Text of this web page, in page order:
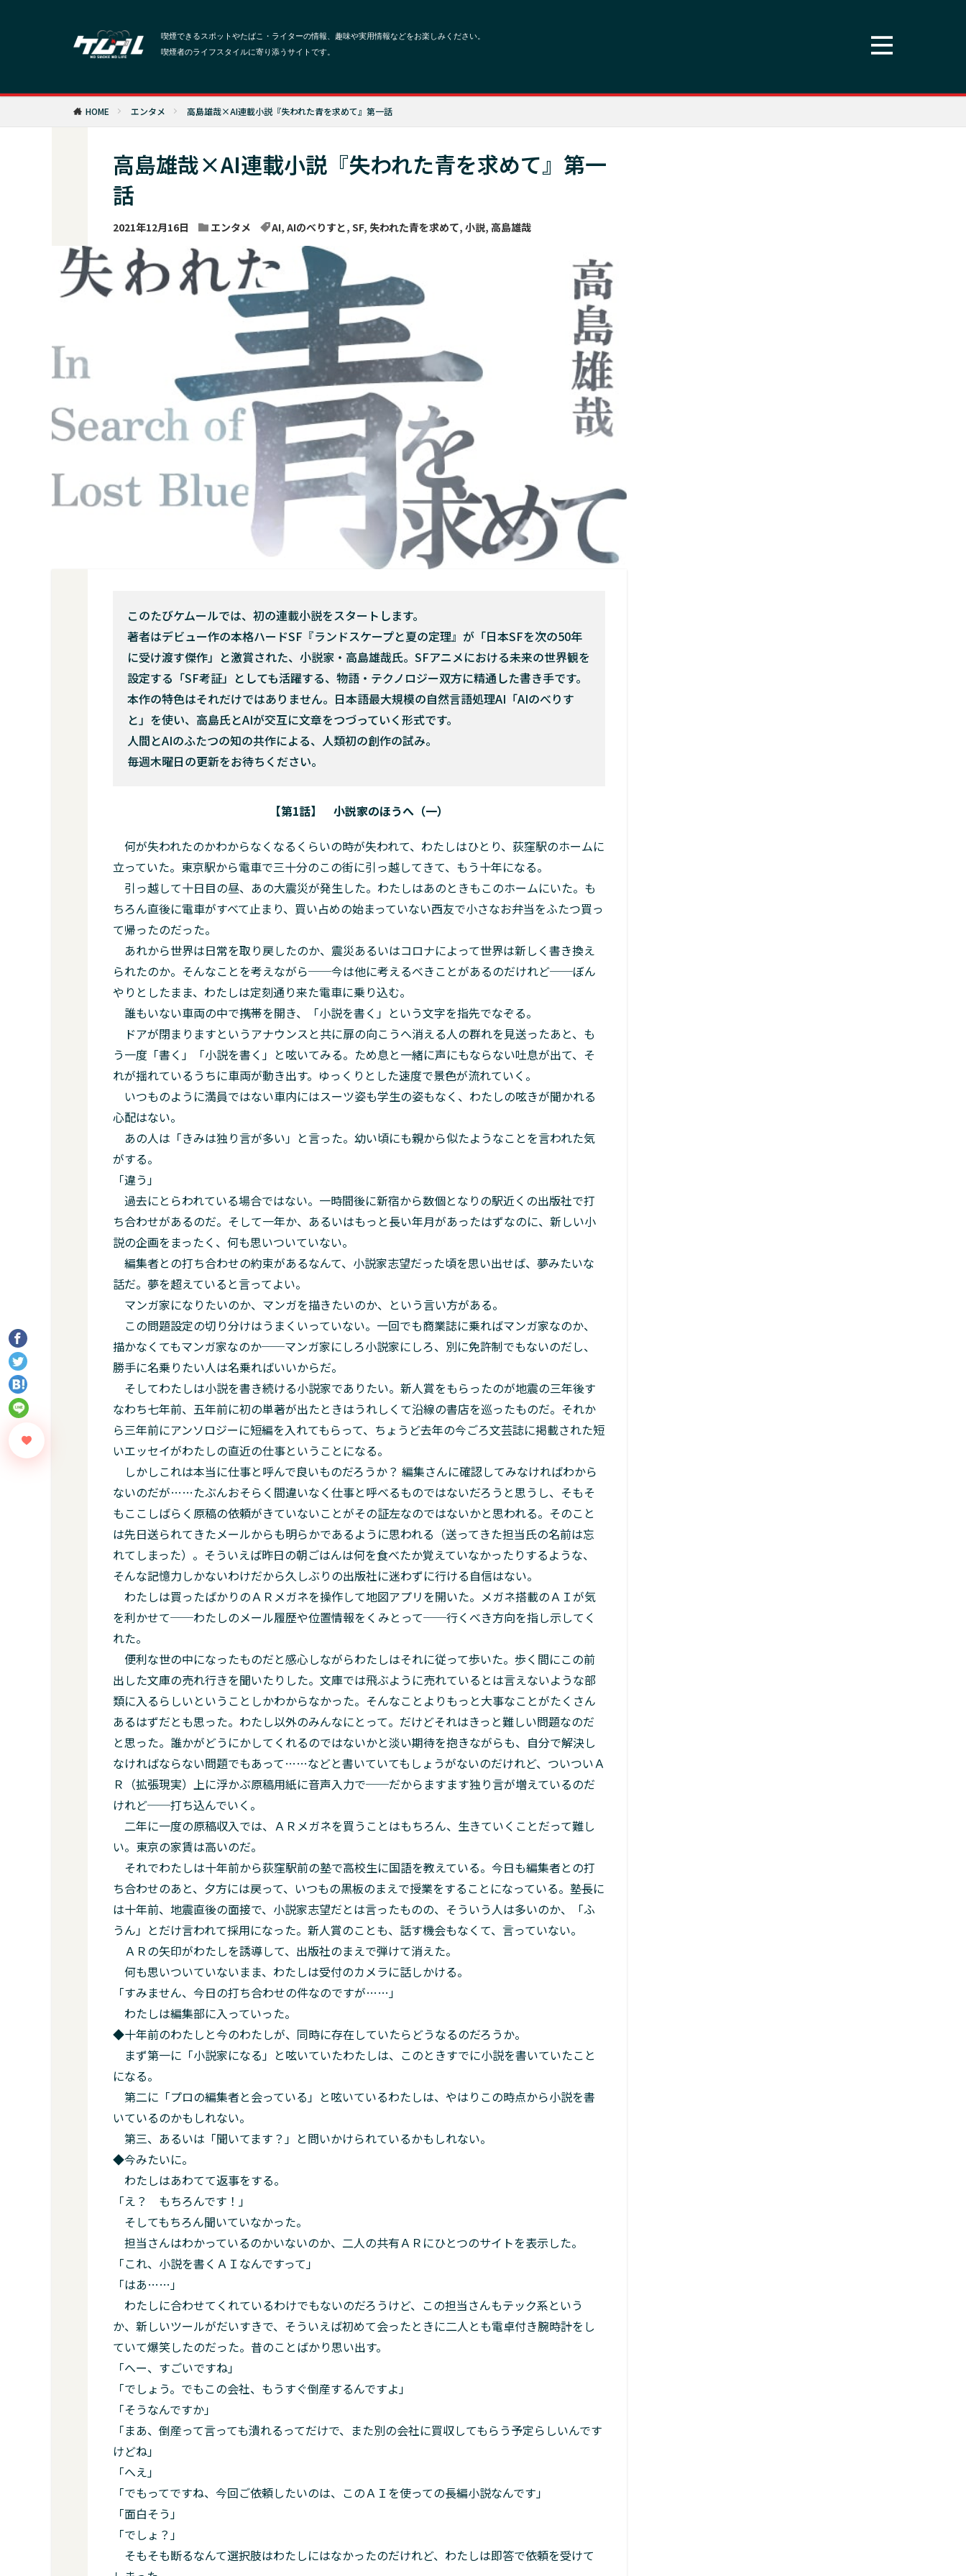
HOME エンタメ 高島雄哉×AI連載小説『失われた青を求めて』第一話
高島雄哉×AI連載小説『失われた青を求めて』第一
話
2021年12月16日 エンタメ AI, AIのべりすと, SF, 失われた青を求めて, 小説, 高島雄哉
このたびケムールでは、初の連載小説をスタートします。
著者はデビュー作の本格ハードSF『ランドスケープと夏の定理』が「日本SFを次の50年
に受け渡す傑作」と激賞された、小説家・高島雄哉氏。SFアニメにおける未来の世界観を
設定する「SF考証」としても活躍する、物語・テクノロジー双方に精通した書き手です。
本作の特色はそれだけではありません。日本語最大規模の自然言語処理AI「AIのべりす
と」を使い、高島氏とAIが交互に文章をつづっていく形式です。
人間とAIのふたつの知の共作による、人類初の創作の試み。
毎週木曜日の更新をお待ちください。
【第1話】 小説家のほうへ（一）
何が失われたのかわからなくなるくらいの時が失われて、わたしはひとり、荻窪駅のホームに
立っていた。東京駅から電車で三十分のこの街に引っ越してきて、もう十年になる。
引っ越して十日目の昼、あの大震災が発生した。わたしはあのときもこのホームにいた。も
ちろん直後に電車がすべて止まり、買い占めの始まっていない西友で小さなお弁当をふたつ買っ
て帰ったのだった。
あれから世界は日常を取り戻したのか、震災あるいはコロナによって世界は新しく書き換え
られたのか。そんなことを考えながら──今は他に考えるべきことがあるのだけれど──ぼん
やりとしたまま、わたしは定刻通り来た電車に乗り込む。
誰もいない車両の中で携帯を開き、「小説を書く」という文字を指先でなぞる。
ドアが閉まりますというアナウンスと共に扉の向こうへ消える人の群れを見送ったあと、も
う一度「書く」「小説を書く」と呟いてみる。ため息と一緒に声にもならない吐息が出て、そ
れが揺れているうちに車両が動き出す。ゆっくりとした速度で景色が流れていく。
いつものように満員ではない車内にはスーツ姿も学生の姿もなく、わたしの呟きが聞かれる
心配はない。
あの人は「きみは独り言が多い」と言った。幼い頃にも親から似たようなことを言われた気
がする。
「違う」
過去にとらわれている場合ではない。一時間後に新宿から数個となりの駅近くの出版社で打
ち合わせがあるのだ。そして一年か、あるいはもっと長い年月があったはずなのに、新しい小
説の企画をまったく、何も思いついていない。
編集者との打ち合わせの約束があるなんて、小説家志望だった頃を思い出せば、夢みたいな
話だ。夢を超えていると言ってよい。
マンガ家になりたいのか、マンガを描きたいのか、という言い方がある。
この問題設定の切り分けはうまくいっていない。一回でも商業誌に乗ればマンガ家なのか、
描かなくてもマンガ家なのか──マンガ家にしろ小説家にしろ、別に免許制でもないのだし、
勝手に名乗りたい人は名乗ればいいからだ。
そしてわたしは小説を書き続ける小説家でありたい。新人賞をもらったのが地震の三年後す
なわち七年前、五年前に初の単著が出たときはうれしくて沿線の書店を巡ったものだ。それか
ら三年前にアンソロジーに短編を入れてもらって、ちょうど去年の今ごろ文芸誌に掲載された短
いエッセイがわたしの直近の仕事ということになる。
しかしこれは本当に仕事と呼んで良いものだろうか？ 編集さんに確認してみなければわから
ないのだが……たぶんおそらく間違いなく仕事と呼べるものではないだろうと思うし、そもそ
もここしばらく原稿の依頼がきていないことがその証左なのではないかと思われる。そのこと
は先日送られてきたメールからも明らかであるように思われる（送ってきた担当氏の名前は忘
れてしまった）。そういえば昨日の朝ごはんは何を食べたか覚えていなかったりするような、
そんな記憶力しかないわけだから久しぶりの出版社に迷わずに行ける自信はない。
わたしは買ったばかりのＡＲメガネを操作して地図アプリを開いた。メガネ搭載のＡＩが気
を利かせて──わたしのメール履歴や位置情報をくみとって──行くべき方向を指し示してく
れた。
便利な世の中になったものだと感心しながらわたしはそれに従って歩いた。歩く間にこの前
出した文庫の売れ行きを聞いたりした。文庫では飛ぶように売れているとは言えないような部
類に入るらしいということしかわからなかった。そんなことよりもっと大事なことがたくさん
あるはずだとも思った。わたし以外のみんなにとって。だけどそれはきっと難しい問題なのだ
と思った。誰かがどうにかしてくれるのではないかと淡い期待を抱きながらも、自分で解決し
なければならない問題でもあって……などと書いていてもしょうがないのだけれど、ついついＡ
Ｒ（拡張現実）上に浮かぶ原稿用紙に音声入力で──だからますます独り言が増えているのだ
けれど──打ち込んでいく。
二年に一度の原稿収入では、ＡＲメガネを買うことはもちろん、生きていくことだって難し
い。東京の家賃は高いのだ。
それでわたしは十年前から荻窪駅前の塾で高校生に国語を教えている。今日も編集者との打
ち合わせのあと、夕方には戻って、いつもの黒板のまえで授業をすることになっている。塾長に
は十年前、地震直後の面接で、小説家志望だとは言ったものの、そういう人は多いのか、「ふ
うん」とだけ言われて採用になった。新人賞のことも、話す機会もなくて、言っていない。
ＡＲの矢印がわたしを誘導して、出版社のまえで弾けて消えた。
何も思いついていないまま、わたしは受付のカメラに話しかける。
「すみません、今日の打ち合わせの件なのですが……」
わたしは編集部に入っていった。
◆十年前のわたしと今のわたしが、同時に存在していたらどうなるのだろうか。
まず第一に「小説家になる」と呟いていたわたしは、このときすでに小説を書いていたこと
になる。
第二に「プロの編集者と会っている」と呟いているわたしは、やはりこの時点から小説を書
いているのかもしれない。
第三、あるいは「聞いてます？」と問いかけられているかもしれない。
◆今みたいに。
わたしはあわてて返事をする。
「え？ もちろんです！」
そしてもちろん聞いていなかった。
担当さんはわかっているのかいないのか、二人の共有ＡＲにひとつのサイトを表示した。
「これ、小説を書くＡＩなんですって」
「はあ……」
わたしに合わせてくれているわけでもないのだろうけど、この担当さんもテック系という
か、新しいツールがだいすきで、そういえば初めて会ったときに二人とも電卓付き腕時計をし
ていて爆笑したのだった。昔のことばかり思い出す。
「へー、すごいですね」
「でしょう。でもこの会社、もうすぐ倒産するんですよ」
「そうなんですか」
「まあ、倒産って言っても潰れるってだけで、また別の会社に買収してもらう予定らしいんです
けどね」
「へえ」
「でもってですね、今回ご依頼したいのは、このＡＩを使っての長編小説なんです」
「面白そう」
「でしょ？」
そもそも断るなんて選択肢はわたしにはなかったのだけれど、わたしは即答で依頼を受けて